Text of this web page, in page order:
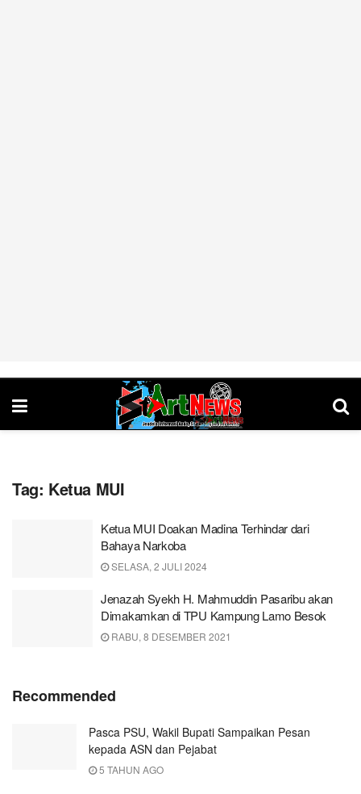
Tag: Ketua MUI
Ketua MUI Doakan Madina Terhindar dari
Bahaya Narkoba
SELASA, 2 JULI 2024
Jenazah Syekh H. Mahmuddin Pasaribu akan
Dimakamkan di TPU Kampung Lamo Besok
RABU, 8 DESEMBER 2021
Recommended
Pasca PSU, Wakil Bupati Sampaikan Pesan
kepada ASN dan Pejabat
5 TAHUN AGO